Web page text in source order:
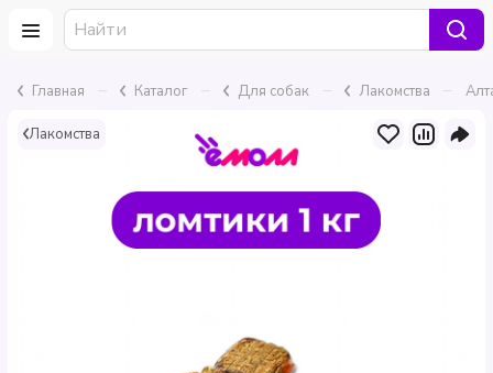
Главная – Каталог – Для собак – Лакомства –
Лакомства